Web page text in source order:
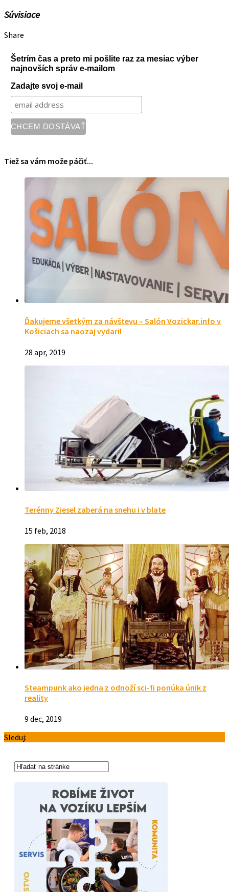
Súvisiace
Share
Šetrím čas a preto mi pošlite raz za mesiac výber
najnovších správ e-mailom
Zadajte svoj e-mail
Tiež sa vám može páčiť...
Ďakujeme všetkým za návštevu – Salón Vozickar.info v
Košiciach sa naozaj vydaril
28 apr, 2019
Terénny Ziesel zaberá na snehu i v blate
15 feb, 2018
Steampunk ako jedna z odnoží sci-fi ponúka únik z
reality
9 dec, 2019
Sleduj: